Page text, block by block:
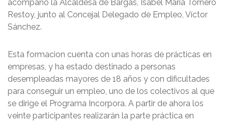
acompañó la Alcaldesa de Bargas, Isabel Maria Tornero
Restoy, junto al Concejal Delegado de Empleo, Víctor
Sánchez.
Esta formacion cuenta con unas horas de prácticas en
empresas, y ha estado destinado a personas
desempleadas mayores de 18 años y con dificultades
para conseguir un empleo, uno de los colectivos al que
se dirige el Programa Incorpora. A partir de ahora los
veinte participantes realizarán la parte práctica en